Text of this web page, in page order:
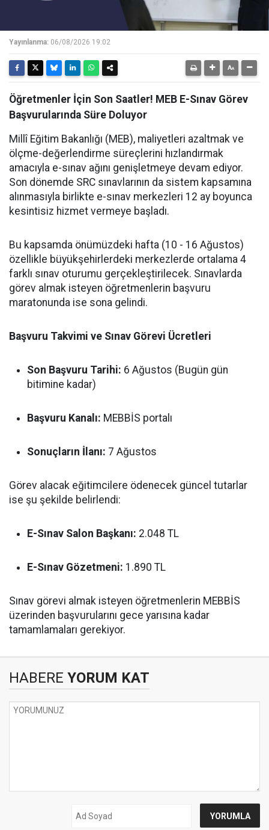
Yayınlanma: 06/08/2026 19:02
Öğretmenler İçin Son Saatler! MEB E-Sınav Görev
Başvurularında Süre Doluyor
Millî Eğitim Bakanlığı (MEB), maliyetleri azaltmak ve
ölçme-değerlendirme süreçlerini hızlandırmak
amacıyla e-sınav ağını genişletmeye devam ediyor.
Son dönemde SRC sınavlarının da sistem kapsamına
alınmasıyla birlikte e-sınav merkezleri 12 ay boyunca
kesintisiz hizmet vermeye başladı.
Bu kapsamda önümüzdeki hafta (10 - 16 Ağustos)
özellikle büyükşehirlerdeki merkezlerde ortalama 4
farklı sınav oturumu gerçekleştirilecek. Sınavlarda
görev almak isteyen öğretmenlerin başvuru
maratonunda ise sona gelindi.
Başvuru Takvimi ve Sınav Görevi Ücretleri
Son Başvuru Tarihi: 6 Ağustos (Bugün gün
bitimine kadar)
Başvuru Kanalı: MEBBİS portalı
Sonuçların İlanı: 7 Ağustos
Görev alacak eğitimcilere ödenecek güncel tutarlar
ise şu şekilde belirlendi:
E-Sınav Salon Başkanı: 2.048 TL
E-Sınav Gözetmeni: 1.890 TL
Sınav görevi almak isteyen öğretmenlerin MEBBİS
üzerinden başvurularını gece yarısına kadar
tamamlamaları gerekiyor.
HABERE YORUM KAT